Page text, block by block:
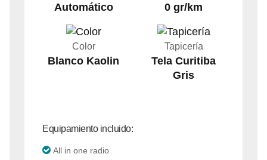
Automático 0 gr/km
Color
Blanco Kaolin
Tapicería
Tela Curitiba
Gris
Equipamiento incluido:
All in one radio